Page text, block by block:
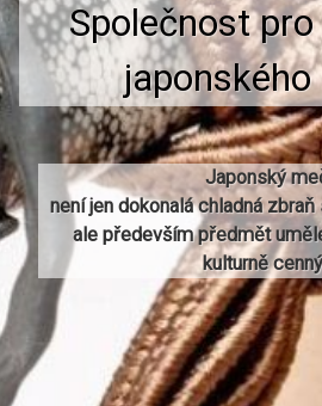
Společnost
japonského
Japonský
není jen dokonalá chladná
ale především předmět
kulturně